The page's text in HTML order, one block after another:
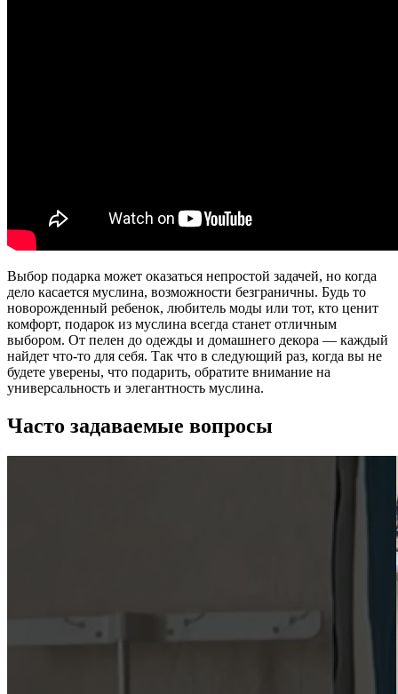
Выбор подарка может оказаться непростой задачей, но когда
дело касается муслина, возможности безграничны. Будь то
новорожденный ребенок, любитель моды или тот, кто ценит
комфорт, подарок из муслина всегда станет отличным
выбором. От пелен до одежды и домашнего декора — каждый
найдет что-то для себя. Так что в следующий раз, когда вы не
будете уверены, что подарить, обратите внимание на
универсальность и элегантность муслина.
Часто задаваемые вопросы